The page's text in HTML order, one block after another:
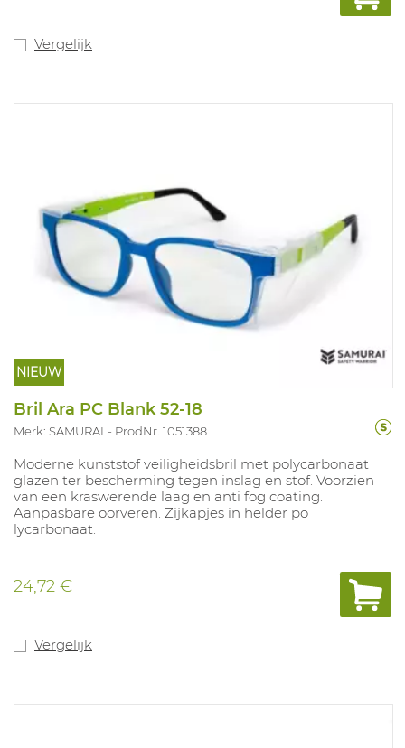
Vergelijk
NIEUW
Bril Ara PC Blank 52-18
Merk: SAMURAI ProdNr. 1051388
Moderne kunststof veiligheidsbril met polycarbonaat
glazen ter bescherming tegen inslag en stof. Voorzien
van een kraswerende laag en anti fog coating.
Aanpasbare oorveren. Zijkapjes in helder po
lycarbonaat.
24,72 €
Vergelijk